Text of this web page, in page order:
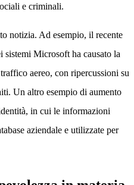
e criminali.
notizia. Ad esempio, il recente
Microsoft ha causato la
aereo, con ripercussioni su
Un altro esempio di aumento
in cui le informazioni
aziendale e utilizzate per